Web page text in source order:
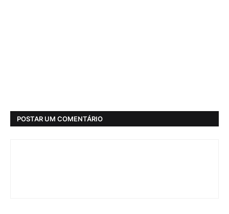
POSTAR UM COMENTÁRIO